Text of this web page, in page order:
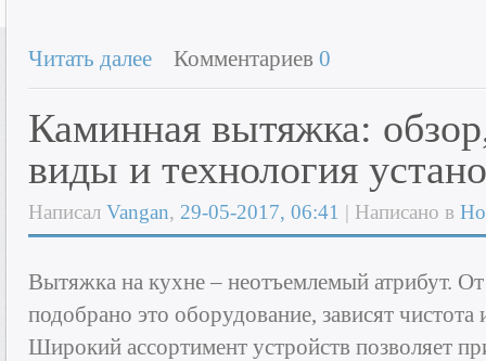
Читать далее Комментариев 0
Каминная вытяжка:
виды и технология
Написал Vangan, 29-05-2017, 06:41 | Написано в
Вытяжка на кухне – неотъемлемый атрибут. От
подобрано это оборудование, зависят
Широкий ассортимент устройств позволяет